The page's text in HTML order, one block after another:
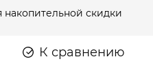
скидки
К сравнению